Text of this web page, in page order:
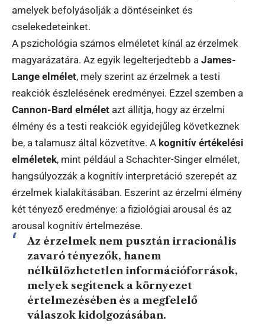
amelyek befolyásolják a döntéseinket és
cselekedeteinket.
A pszichológia számos elméletet kínál az érzelmek
magyarázatára. Az egyik legelterjedtebb a James-
Lange elmélet, mely szerint az érzelmek a testi
reakciók észlelésének eredményei. Ezzel szemben a
Cannon-Bard elmélet azt állítja, hogy az érzelmi
élmény és a testi reakciók egyidejűleg következnek
be, a talamusz által közvetítve. A kognitív értékelési
elméletek, mint például a Schachter-Singer elmélet,
hangsúlyozzák a kognitív interpretáció szerepét az
érzelmek kialakításában. Eszerint az érzelmi élmény
két tényező eredménye: a fiziológiai arousal és az
arousal kognitív értelmezése.
Az érzelmek nem pusztán irracionális
zavaró tényezők, hanem
nélkülözhetetlen információforrások,
melyek segítenek a környezet
értelmezésében és a megfelelő
válaszok kidolgozásában.